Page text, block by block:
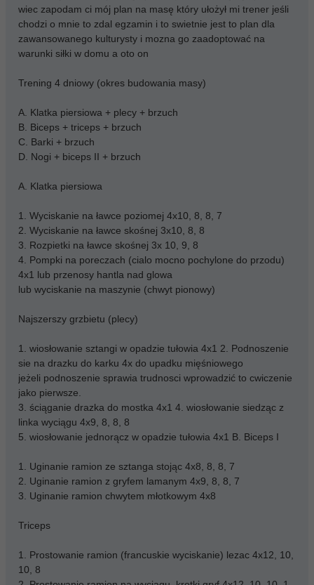
wiec zapodam ci mój plan na masę który ułożył mi trener jeśli
chodzi o mnie to zdal egzamin i to swietnie jest to plan dla
zawansowanego kulturysty i mozna go zaadoptować na
warunki siłki w domu a oto on
Trening 4 dniowy (okres budowania masy)
A. Klatka piersiowa + plecy + brzuch
B. Biceps + triceps + brzuch
C. Barki + brzuch
D. Nogi + biceps II + brzuch
A. Klatka piersiowa
1. Wyciskanie na ławce poziomej 4x10, 8, 8, 7
2. Wyciskanie na ławce skośnej 3x10, 8, 8
3. Rozpietki na ławce skośnej 3x 10, 9, 8
4. Pompki na poreczach (cialo mocno pochylone do przodu)
4x1 lub przenosy hantla nad glowa
lub wyciskanie na maszynie (chwyt pionowy)
Najszerszy grzbietu (plecy)
1. wiosłowanie sztangi w opadzie tułowia 4x1 2. Podnoszenie
sie na drazku do karku 4x do upadku mięśniowego
jeżeli podnoszenie sprawia trudnosci wprowadzić to cwiczenie
jako pierwsze.
3. ściąganie drazka do mostka 4x1 4. wiosłowanie siedząc z
linka wyciągu 4x9, 8, 8, 8
5. wiosłowanie jednorącz w opadzie tułowia 4x1 B. Biceps I
1. Uginanie ramion ze sztanga stojąc 4x8, 8, 8, 7
2. Uginanie ramion z gryfem lamanym 4x9, 8, 8, 7
3. Uginanie ramion chwytem młotkowym 4x8
Triceps
1. Prostowanie ramion (francuskie wyciskanie) lezac 4x12, 10,
10, 8